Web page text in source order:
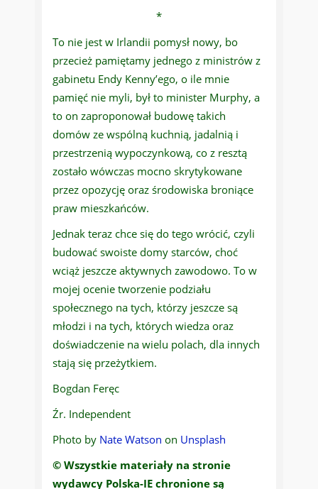
*
To nie jest w Irlandii pomysł nowy, bo
przecież pamiętamy jednego z ministrów z
gabinetu Endy Kenny’ego, o ile mnie
pamięć nie myli, był to minister Murphy, a
to on zaproponował budowę takich
domów ze wspólną kuchnią, jadalnią i
przestrzenią wypoczynkową, co z resztą
zostało wówczas mocno skrytykowane
przez opozycję oraz środowiska broniące
praw mieszkańców.
Jednak teraz chce się do tego wrócić, czyli
budować swoiste domy starców, choć
wciąż jeszcze aktywnych zawodowo. To w
mojej ocenie tworzenie podziału
społecznego na tych, którzy jeszcze są
młodzi i na tych, których wiedza oraz
doświadczenie na wielu polach, dla innych
stają się przeżytkiem.
Bogdan Feręc
Źr. Independent
Photo by Nate Watson on Unsplash
© Wszystkie materiały na stronie
wydawcy Polska-IE chronione są